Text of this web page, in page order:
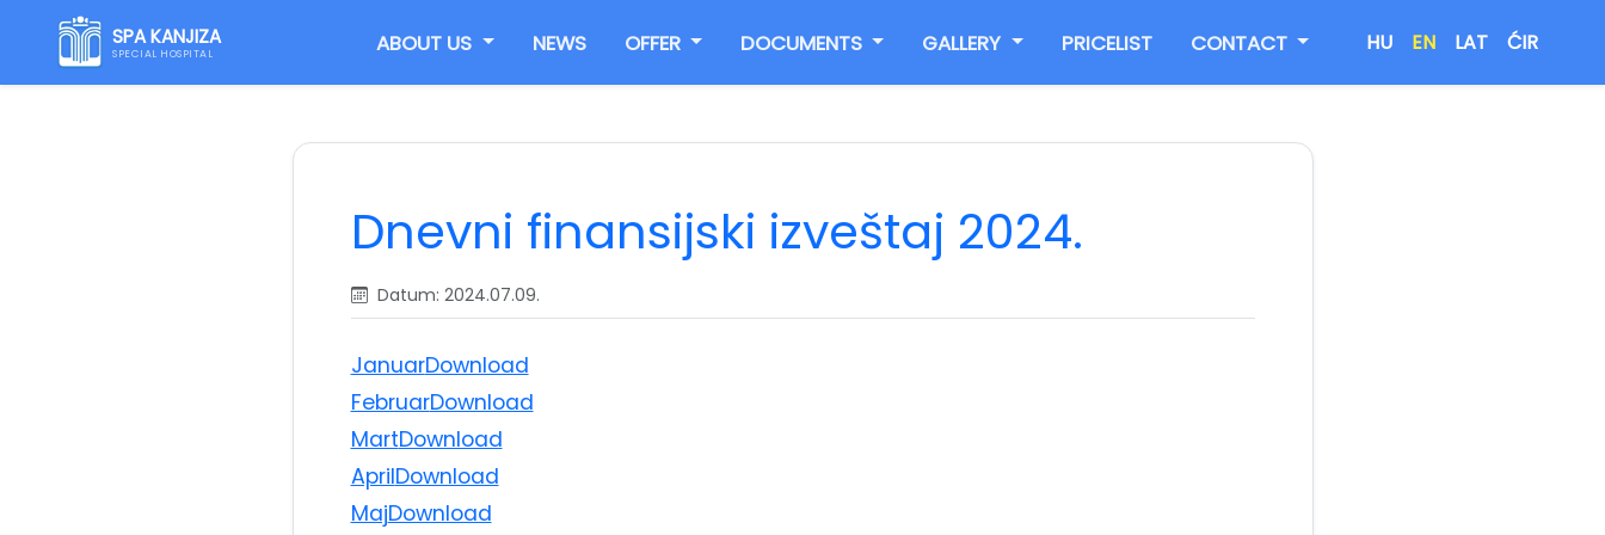
SPA KANJIZA
SPECIAL HOSPITAL ABOUT US NEWS OFFER DOCUMENTS GALLERY PRICELIST CONTACT HU EN LAT ĆIR
Dnevni finansijski izveštaj 2024.
Datum: 2024.07.09.
JanuarDownload
FebruarDownload
MartDownload
AprilDownload
MajDownload